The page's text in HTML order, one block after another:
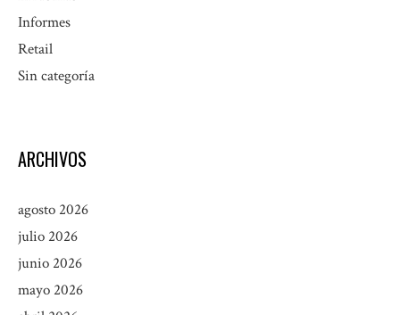
Informes
Retail
Sin categoría
ARCHIVOS
agosto 2026
julio 2026
junio 2026
mayo 2026